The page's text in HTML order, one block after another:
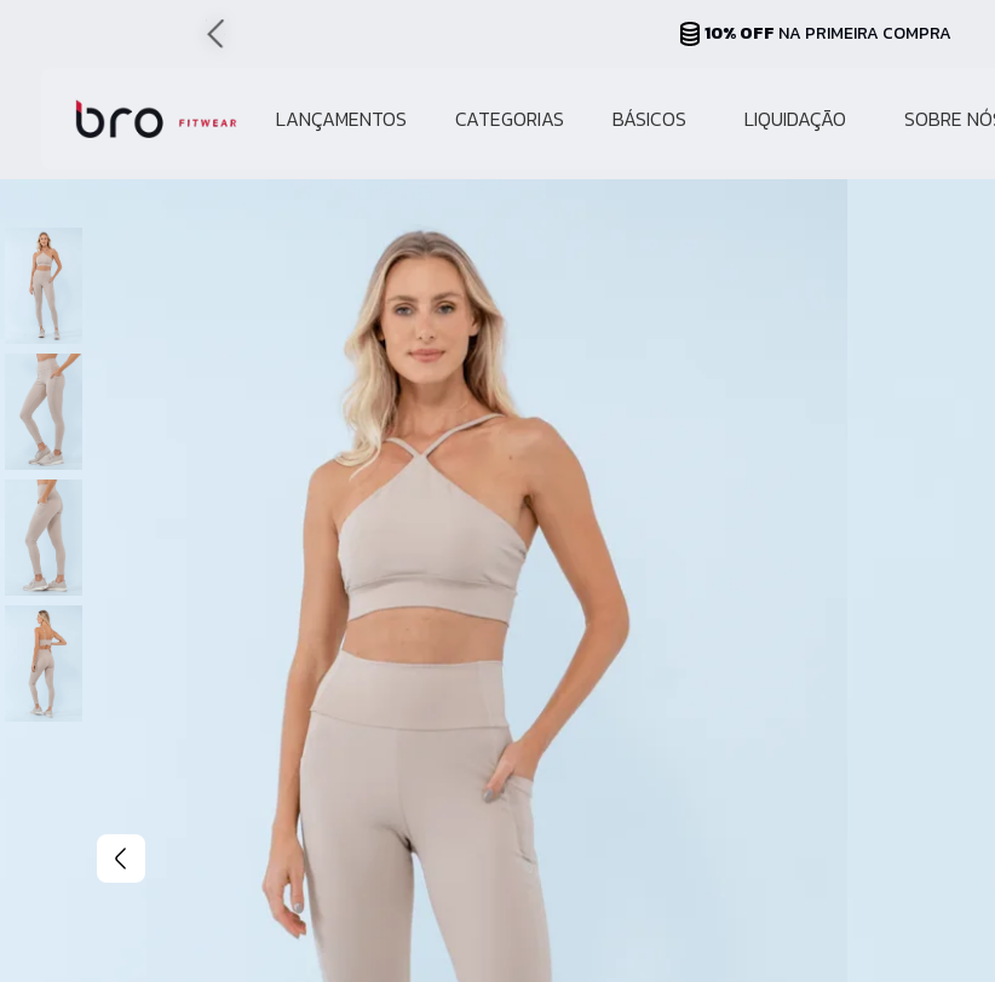
LANÇAMENTOS CATEGORIAS BÁSICOS LIQUIDAÇÃO SOBRE